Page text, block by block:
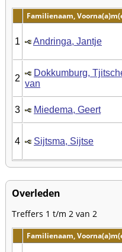
Familienaam,
1 Andringa, Jantje
2
Dokkumburg,
van
3 Miedema, Geert
4 Sijtsma, Sijtse
Overleden
Treffers 1 t/m 2 van 2
Familienaam,